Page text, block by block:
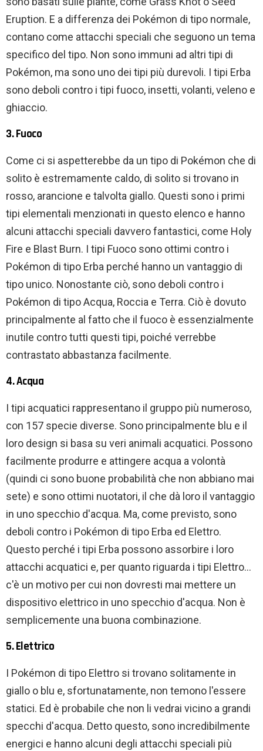
Eruption. E a differenza dei Pokémon di tipo normale,
contano come attacchi speciali che seguono un tema
specifico del tipo. Non sono immuni ad altri tipi di
Pokémon, ma sono uno dei tipi più durevoli. I tipi Erba
sono deboli contro i tipi fuoco, insetti, volanti, veleno e
ghiaccio.
3. Fuoco
Come ci si aspetterebbe da un tipo di Pokémon che di
solito è estremamente caldo, di solito si trovano in
rosso, arancione e talvolta giallo. Questi sono i primi
tipi elementali menzionati in questo elenco e hanno
alcuni attacchi speciali davvero fantastici, come Holy
Fire e Blast Burn. I tipi Fuoco sono ottimi contro i
Pokémon di tipo Erba perché hanno un vantaggio di
tipo unico. Nonostante ciò, sono deboli contro i
Pokémon di tipo Acqua, Roccia e Terra. Ciò è dovuto
principalmente al fatto che il fuoco è essenzialmente
inutile contro tutti questi tipi, poiché verrebbe
contrastato abbastanza facilmente.
4. Acqua
I tipi acquatici rappresentano il gruppo più numeroso,
con 157 specie diverse. Sono principalmente blu e il
loro design si basa su veri animali acquatici. Possono
facilmente produrre e attingere acqua a volontà
(quindi ci sono buone probabilità che non abbiano mai
sete) e sono ottimi nuotatori, il che dà loro il vantaggio
in uno specchio d'acqua. Ma, come previsto, sono
deboli contro i Pokémon di tipo Erba ed Elettro.
Questo perché i tipi Erba possono assorbire i loro
attacchi acquatici e, per quanto riguarda i tipi Elettro…
c'è un motivo per cui non dovresti mai mettere un
dispositivo elettrico in uno specchio d'acqua. Non è
semplicemente una buona combinazione.
5. Elettrico
I Pokémon di tipo Elettro si trovano solitamente in
giallo o blu e, sfortunatamente, non temono l'essere
statici. Ed è probabile che non li vedrai vicino a grandi
specchi d'acqua. Detto questo, sono incredibilmente
energici e hanno alcuni degli attacchi speciali più